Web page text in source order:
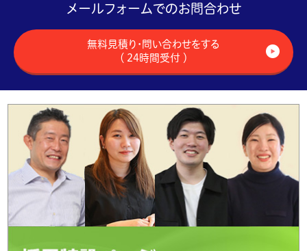
メールフォームでのお問合わせ
無料見積り・問い合わせをする
（ 24時間受付 ）